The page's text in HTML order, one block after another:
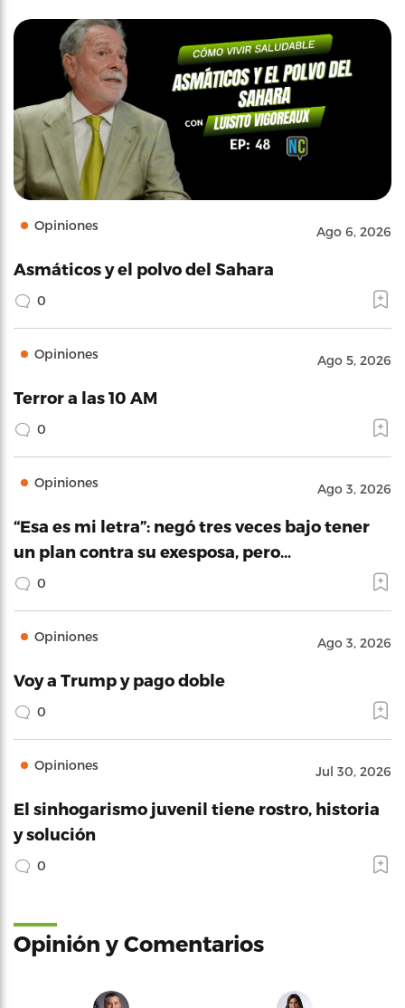
Opiniones Ago 6, 2026
Asmáticos y el polvo del Sahara
0
Opiniones Ago 5, 2026
Terror a las 10 AM
0
Opiniones Ago 3, 2026
“Esa es mi letra”: negó tres veces bajo tener
un plan contra su exesposa, pero…
0
Opiniones Ago 3, 2026
Voy a Trump y pago doble
0
Opiniones Jul 30, 2026
El sinhogarismo juvenil tiene rostro, historia
y solución
0
Opinión y Comentarios